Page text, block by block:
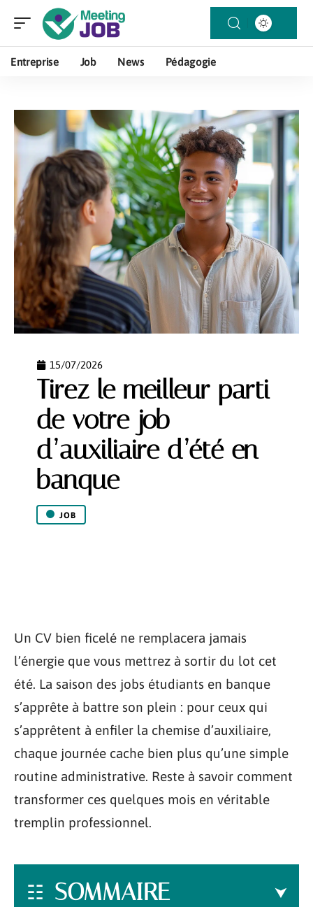
Entreprise Job News Pédagogie
15/07/2026
Tirez le meilleur parti
de votre job
d’auxiliaire d’été en
banque
JOB
Un CV bien ficelé ne remplacera jamais
l’énergie que vous mettrez à sortir du lot cet
été. La saison des jobs étudiants en banque
s’apprête à battre son plein : pour ceux qui
s’apprêtent à enfiler la chemise d’auxiliaire,
chaque journée cache bien plus qu’une simple
routine administrative. Reste à savoir comment
transformer ces quelques mois en véritable
tremplin professionnel.
SOMMAIRE